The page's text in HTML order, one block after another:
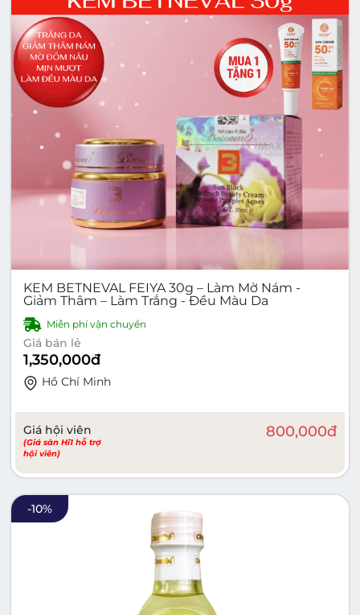
KEM BETNEVAL FEIYA 30g – Làm Mờ Nám -
Giảm Thâm – Làm Trắng - Đều Màu Da
Miễn phí vận chuyển
Giá bán lẻ
1,350,000đ
Hồ Chí Minh
Giá hội viên
(Giá sàn Hi1 hỗ trợ
hội viên)
800,000đ
-10%